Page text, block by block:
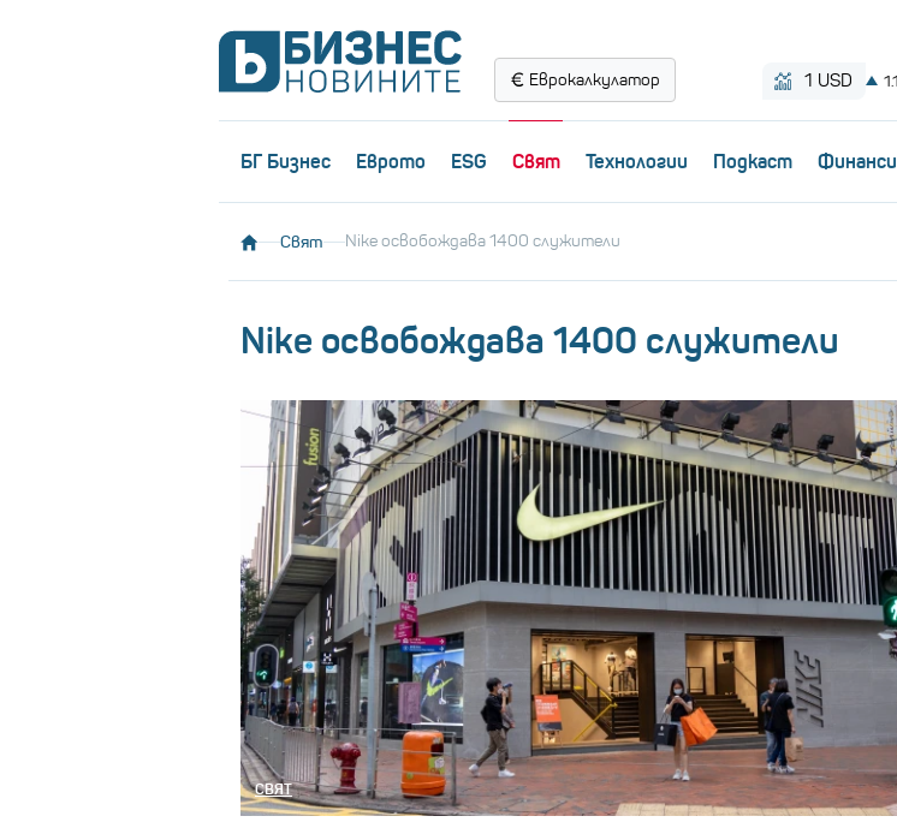
Еврокалкулатор
БГ Бизнес Еврото ESG Свят Технологии Пoдкаст Финанси
Свят Nike освобождава 1400 служители
Nike освобождава 1400 служители
СВЯТ